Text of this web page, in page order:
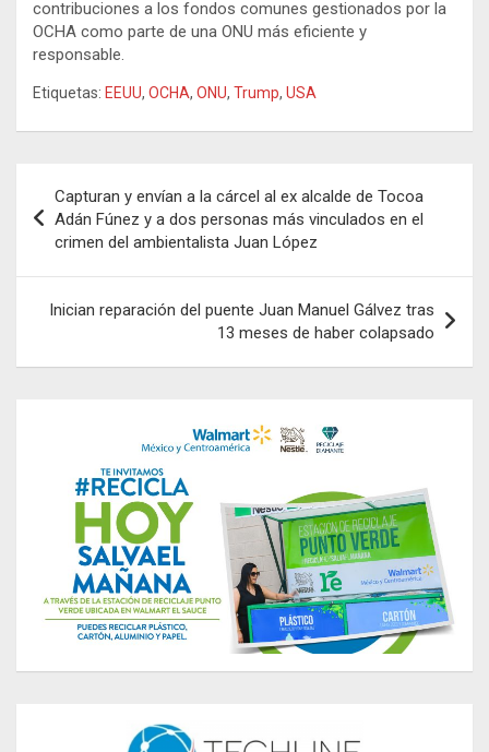
contribuciones a los fondos comunes gestionados por la
OCHA como parte de una ONU más eficiente y
responsable.
Etiquetas: EEUU, OCHA, ONU, Trump, USA
de
entradas
Capturan y envían a la cárcel al ex alcalde de Tocoa
Adán Fúnez y a dos personas más vinculados en el
crimen del ambientalista Juan López
Inician reparación del puente Juan Manuel Gálvez tras
13 meses de haber colapsado